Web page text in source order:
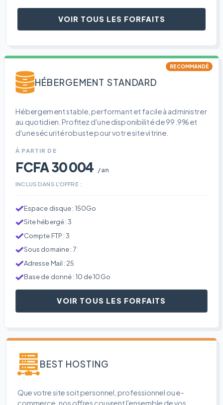
VOIR TOUS LES FORFAITS
RECOMMANDÉ
HÉBERGEMENT STANDARD
Hébergement stable, performant et facile à administrer
au quotidien. Profitez d'une disponibilité de 99.9% et
d'une sécurité robuste pour votre site vitrine.
À PARTIR DE
FCFA 30 004 /an
INCLUS DANS L'OFFRE :
Espace disque : 150Go
Site hébergé : 3
Compte FTP : 3
Sous domaine : 7
Adresse Mail : 25
Base de donné : 10 de 10Go
VOIR TOUS LES FORFAITS
BEST HOSTING
Que votre site soit personnel, professionnel ou e-
commerce, nos offres couvrent l'ensemble de vos